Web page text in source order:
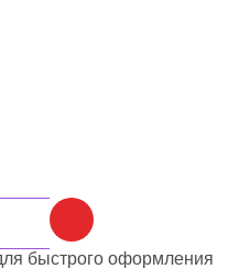
быстрого оформления